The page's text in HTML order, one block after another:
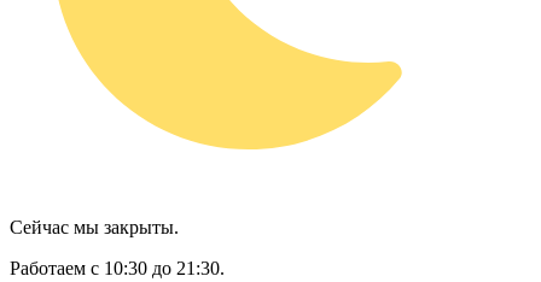
Сейчас мы закрыты.
Работаем с 10:30 до 21:30.